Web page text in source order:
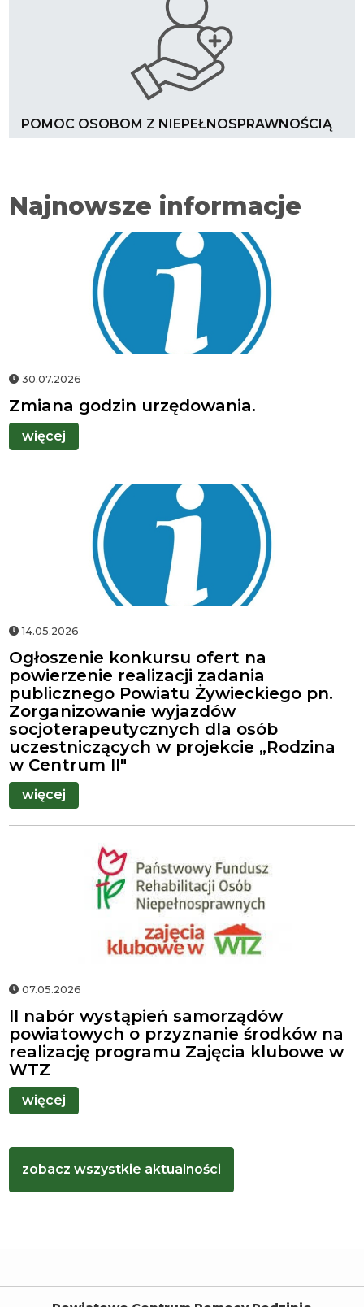
POMOC OSOBOM Z NIEPEŁNOSPRAWNOŚCIĄ
Najnowsze informacje
gminy
Świnna
30.07.2026
Zmiana godzin urzędowania.
więcej
gminy
Świnna
14.05.2026
Ogłoszenie konkursu ofert na
powierzenie realizacji zadania
publicznego Powiatu Żywieckiego pn.
Zorganizowanie wyjazdów
socjoterapeutycznych dla osób
uczestniczących w projekcie „Rodzina
w Centrum II"
więcej
Herb
gminy
Świnna
07.05.2026
II nabór wystąpień samorządów
powiatowych o przyznanie środków na
realizację programu Zajęcia klubowe w
WTZ
więcej
zobacz wszystkie aktualności